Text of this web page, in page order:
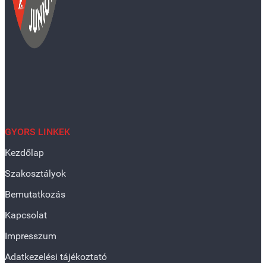
GYORS LINKEK
Kezdőlap
Szakosztályok
Bemutatkozás
Kapcsolat
Impresszum
Adatkezelési tájékoztató